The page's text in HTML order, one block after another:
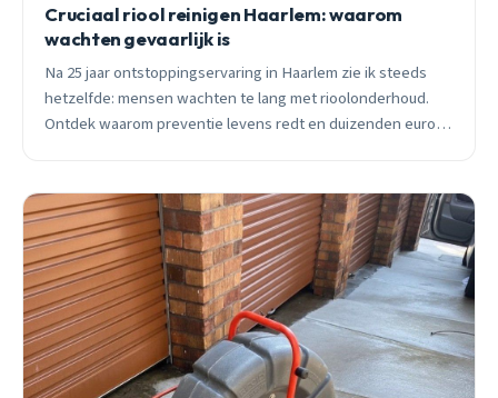
Cruciaal riool reinigen Haarlem: waarom
wachten gevaarlijk is
Na 25 jaar ontstoppingservaring in Haarlem zie ik steeds
hetzelfde: mensen wachten te lang met rioolonderhoud.
Ontdek waarom preventie levens redt en duizenden euro’s